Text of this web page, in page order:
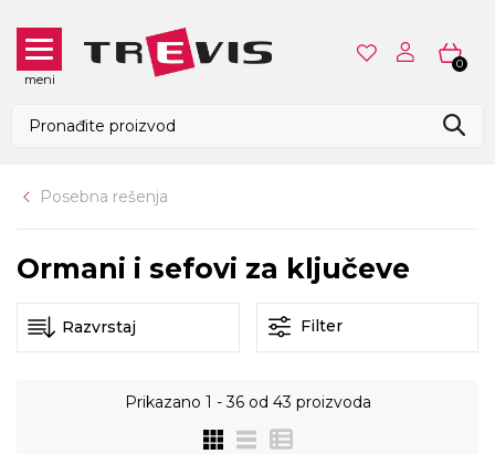
meni
0
Posebna rešenja
Ormani i sefovi za ključeve
Filter
Prikazano 1 - 36od 43 proizvoda